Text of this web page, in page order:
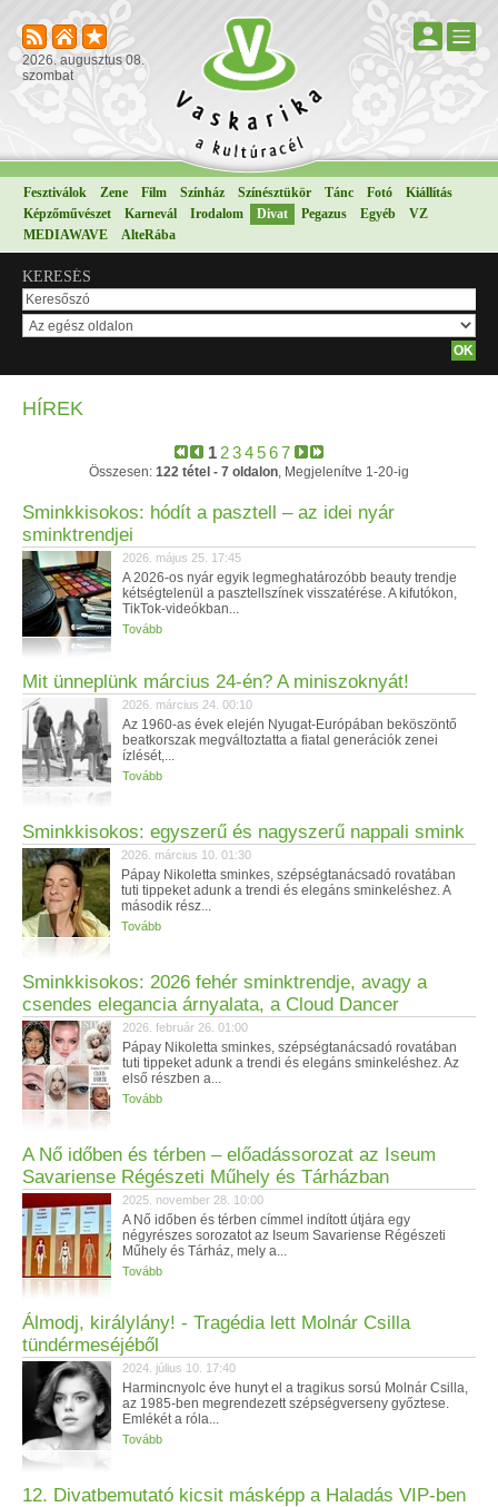
2026. augusztus 08.
szombat
Fesztiválok Zene Film Színház Színésztükör Tánc Fotó
Kiállítás
Képzőművészet
Karnevál Irodalom Divat Pegazus Egyéb
VZ
MEDIAWAVE
AlteRába
KERESÉS
HÍREK
1 234567
Összesen: 122 tétel - 7 oldalon, Megjelenítve 1-20-ig
Sminkkisokos: hódít a pasztell – az idei nyár
sminktrendjei
2026. május 25. 17:45
A 2026-os nyár egyik legmeghatározóbb beauty trendje
kétségtelenül a pasztellszínek visszatérése. A kifutókon,
TikTok-videókban...
Tovább
Mit ünneplünk március 24-én? A miniszoknyát!
2026. március 24. 00:10
Az 1960-as évek elején Nyugat-Európában beköszöntő
beatkorszak megváltoztatta a fiatal generációk zenei
ízlését,...
Tovább
Sminkkisokos: egyszerű és nagyszerű nappali smink
2026. március 10. 01:30
Pápay Nikoletta sminkes, szépségtanácsadó rovatában
tuti tippeket adunk a trendi és elegáns sminkeléshez. A
második rész...
Tovább
Sminkkisokos: 2026 fehér sminktrendje, avagy a
csendes elegancia árnyalata, a Cloud Dancer
2026. február 26. 01:00
Pápay Nikoletta sminkes, szépségtanácsadó rovatában
tuti tippeket adunk a trendi és elegáns sminkeléshez. Az
első részben a...
Tovább
A Nő időben és térben – előadássorozat az Iseum
Savariense Régészeti Műhely és Tárházban
2025. november 28. 10:00
A Nő időben és térben címmel indított útjára egy
négyrészes sorozatot az Iseum Savariense Régészeti
Műhely és Tárház, mely a...
Tovább
Álmodj, királylány! - Tragédia lett Molnár Csilla
tündérmeséjéből
2024. július 10. 17:40
Harmincnyolc éve hunyt el a tragikus sorsú Molnár Csilla,
az 1985-ben megrendezett szépségverseny győztese.
Emlékét a róla...
Tovább
12. Divatbemutató kicsit másképp a Haladás VIP-ben